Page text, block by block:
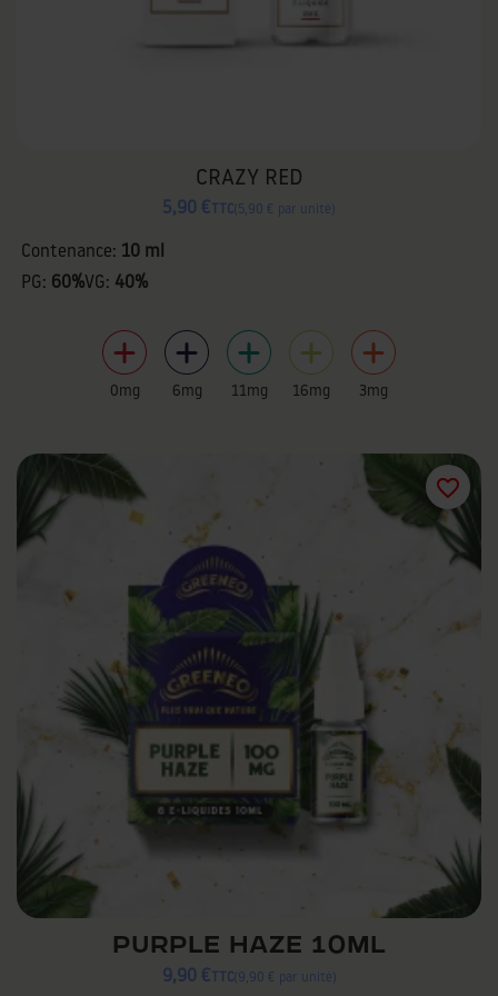
CRAZY RED
5,90 € TTC 5,90 € par unité
Contenance: 10 ml
PG: 60%VG: 40%
0mg 6mg 11mg 16mg 3mg
PURPLE HAZE 10ML
9,90 € TTC 9,90 € par unité
favorite_border